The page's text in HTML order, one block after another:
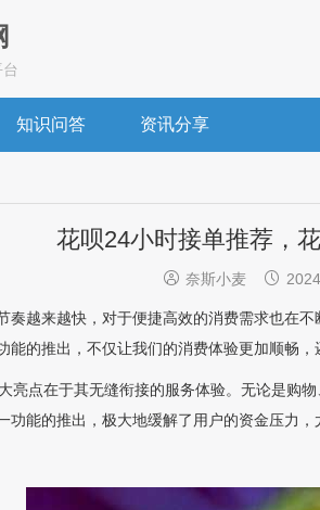
知识问答 资讯分享
花呗24小时接单推荐，
 奈斯小麦 
奏越来越快，对于便捷高效的消费需求也在
能的推出，不仅让我们的消费体验更加顺畅，
亮点在于其无缝衔接的服务体验。无论是购
功能的推出，极大地缓解了用户的资金压力